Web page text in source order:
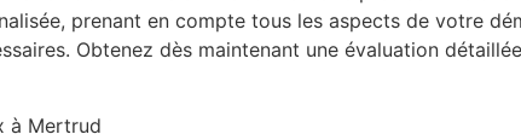
prenant en compte tous les aspects de votre
Obtenez dès maintenant une évaluation
à Mertrud